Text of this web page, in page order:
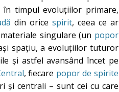
timpul evoluțiilor primare,
din orice spirit, ceea ce ar
singulare (un popor
spațiu, a evoluțiilor tuturor
și astfel avansând încet pe
, fiecare popor de spirite
și centrali – sunt cei cu care